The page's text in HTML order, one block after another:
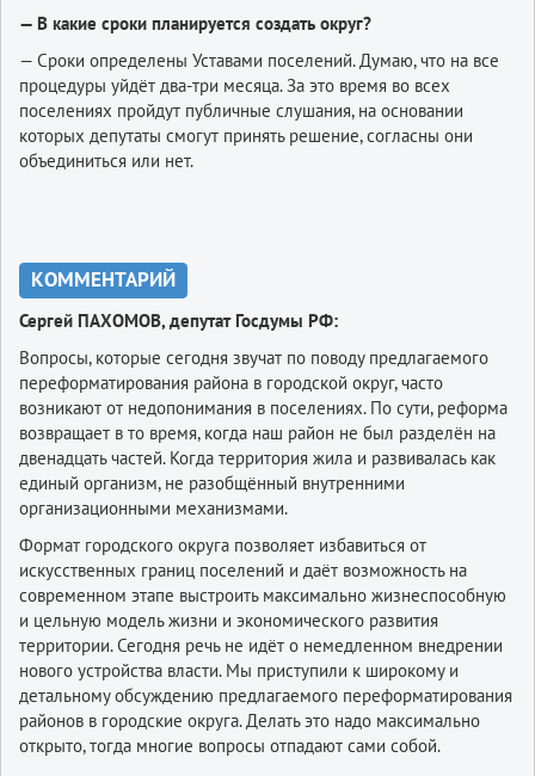
— В какие сроки планируется создать округ?
— Сроки определены Уставами поселений. Думаю, что на все
процедуры уйдёт два-три месяца. За это время во всех
поселениях пройдут публичные слушания, на основании
которых депутаты смогут принять решение, согласны они
объединиться или нет.
КОММЕНТАРИЙ
Сергей ПАХОМОВ, депутат Госдумы РФ:
Вопросы, которые сегодня звучат по поводу предлагаемого
переформатирования района в городской округ, часто
возникают от недопонимания в поселениях. По сути, реформа
возвращает в то время, когда наш район не был разделён на
двенадцать частей. Когда территория жила и развивалась как
единый организм, не разобщённый внутренними
организационными механизмами.
Формат городского округа позволяет избавиться от
искусственных границ поселений и даёт возможность на
современном этапе выстроить максимально жизнеспособную
и цельную модель жизни и экономического развития
территории. Сегодня речь не идёт о немедленном внедрении
нового устройства власти. Мы приступили к широкому и
детальному обсуждению предлагаемого переформатирования
районов в городские округа. Делать это надо максимально
открыто, тогда многие вопросы отпадают сами собой.